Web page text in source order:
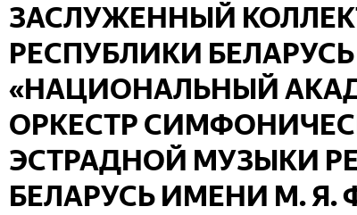
ЗАСЛУЖЕННЫЙ
РЕСПУБЛИКИ БЕЛАРУСЬ
«НАЦИОНАЛЬНЫЙ
ОРКЕСТР
ЭСТРАДНОЙ МУЗЫКИ
БЕЛАРУСЬ ИМЕНИ М. Я.